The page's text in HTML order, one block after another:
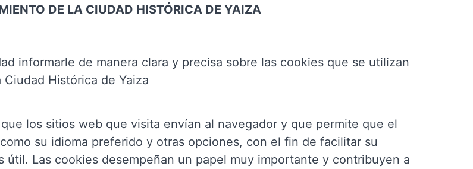
DE LA CIUDAD HISTÓRICA DE YAIZA
informarle de manera clara y precisa sobre las cookies que se utilizan
Histórica de Yaiza
los sitios web que visita envían al navegador y que permite que el
su idioma preferido y otras opciones, con el fin de facilitar su
Las cookies desempeñan un papel muy importante y contribuyen a